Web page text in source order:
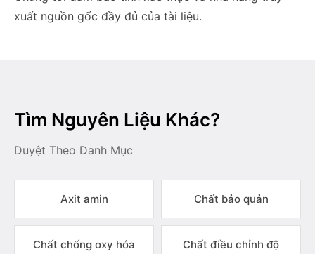
xuất nguồn gốc đầy đủ của tài liệu.
Tìm Nguyên Liệu Khác?
Duyệt Theo Danh Mục
Axit amin Chất bảo quản
Chất chống oxy hóa
Chất điều chỉnh độ